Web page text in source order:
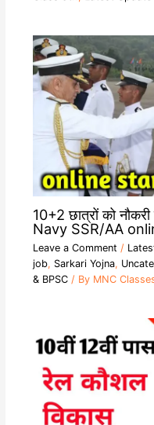
10+2 छात्रों को
Navy SSR/AA
Leave a Comment /
job, Sarkari Yojna,
& BPSC/ By MNC